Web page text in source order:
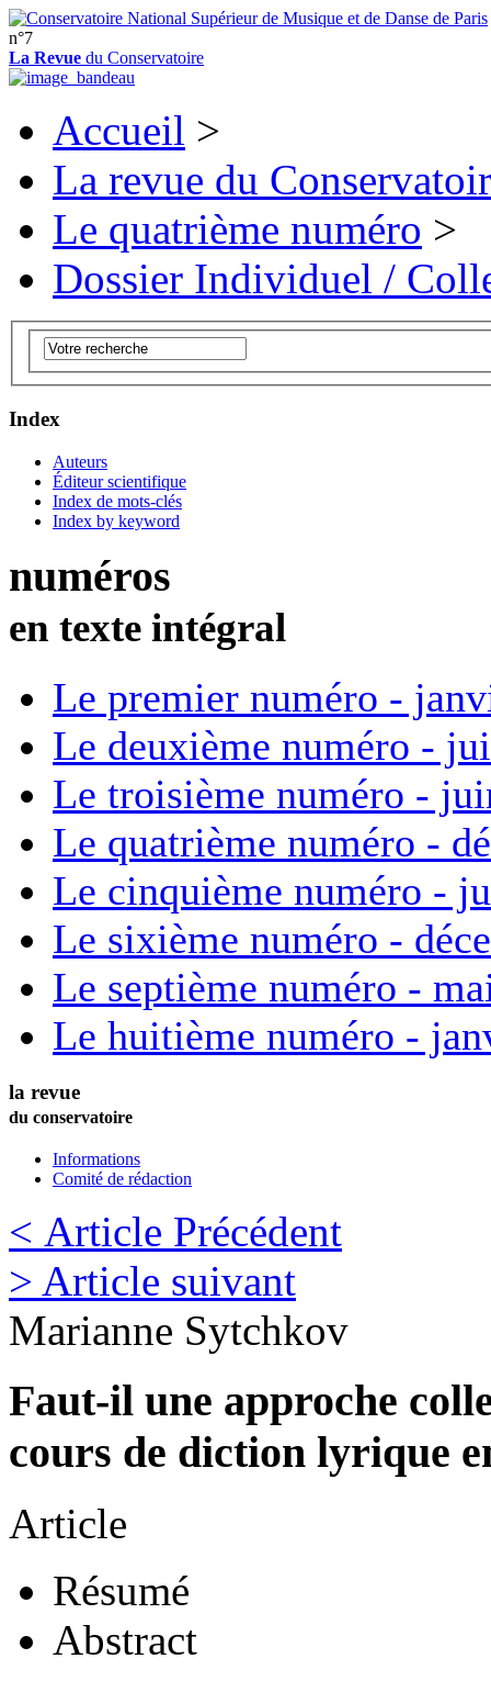
n°7
La Revue du Conservatoire
Accueil >
La revue du
Le quatrième numéro >
Dossier Individuel /
Index
Auteurs
Éditeur scientifique
Index de mots-clés
Index by keyword
numéros
en texte intégral
Le premier numéro -
Le deuxième numéro -
Le troisième numéro -
Le quatrième numéro -
Le cinquième numéro -
Le sixième numéro -
Le septième numéro -
Le huitième numéro -
la revue
du conservatoire
Informations
Comité de rédaction
< Article Précédent
> Article suivant
Marianne Sytchkov
Faut-il une approche
cours de diction lyrique
Article
Résumé
Abstract